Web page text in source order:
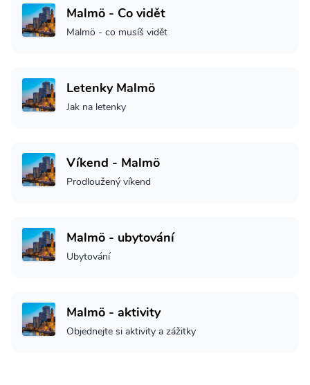
Malmö - Co vidět
Malmö - co musíš vidět
Letenky Malmö
Jak na letenky
Víkend - Malmö
Prodloužený víkend
Malmö - ubytování
Ubytování
Malmö - aktivity
Objednejte si aktivity a zážitky